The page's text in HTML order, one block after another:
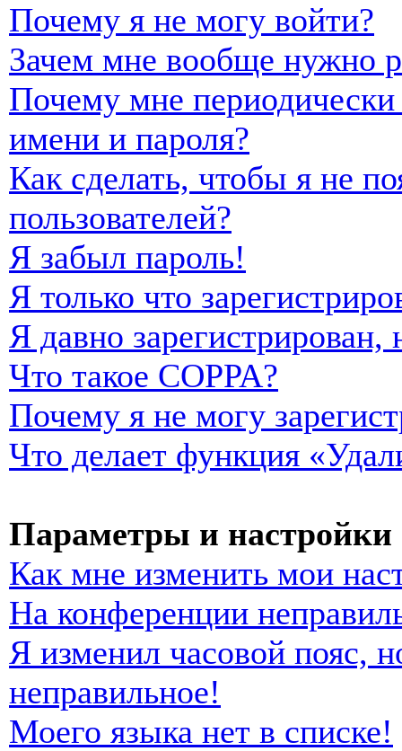
Почему я не могу войти?
Зачем мне вообще нужно
Почему мне периодически
имени и пароля?
Как сделать, чтобы я не
пользователей?
Я забыл пароль!
Я только что
Я давно
Что такое COPPA?
Почему я не могу
Что делает функция
Параметры и настройки
Как мне изменить мои
На конференции
Я изменил часовой пояс,
неправильное!
Моего языка нет в списке!